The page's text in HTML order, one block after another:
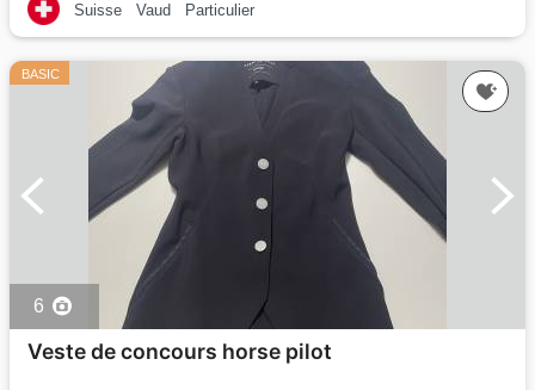
Suisse Vaud Particulier
BASIC
6
Veste de concours horse pilot